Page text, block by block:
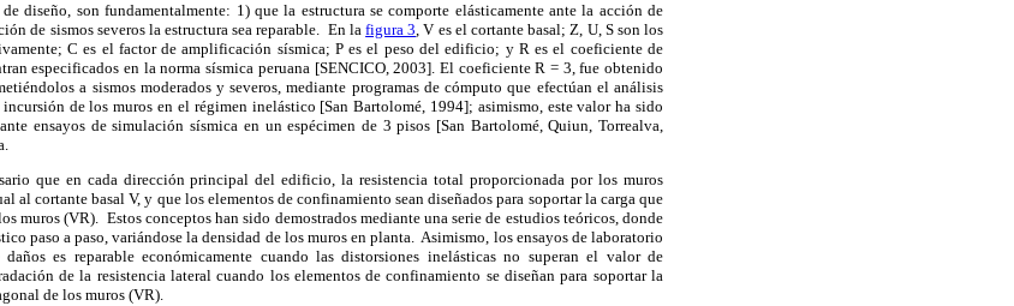
diseño, son fundamentalmente: 1) que la estructura se comporte elásticamente ante la acción de
de sismos severos la estructura sea reparable. En lafigura 3, V es el cortante basal; Z, U, S son los
C es el factor de amplificación sísmica; P es el peso del edificio; y R es el coeficiente de
especificados en la norma sísmica peruana [SENCICO, 2003]. El coeficiente R = 3, fue obtenido
a sismos moderados y severos, mediante programas de cómputo que efectúan el análisis
de los muros en el régimen inelástico [San Bartolomé, 1994]; asimismo, este valor ha sido
ensayos de simulación sísmica en un espécimen de 3 pisos [San Bartolomé, Quiun, Torrealva,
que en cada dirección principal del edificio, la resistencia total proporcionada por los muros
al cortante basal V, y que los elementos de confinamiento sean diseñados para soportar la carga que
muros (VR). Estos conceptos han sido demostrados mediante una serie de estudios teóricos, donde
paso a paso, variándose la densidad de los muros en planta. Asimismo, los ensayos de laboratorio
es reparable económicamente cuando las distorsiones inelásticas no superan el valor de
de la resistencia lateral cuando los elementos de confinamiento se diseñan para soportar la
de los muros (VR).